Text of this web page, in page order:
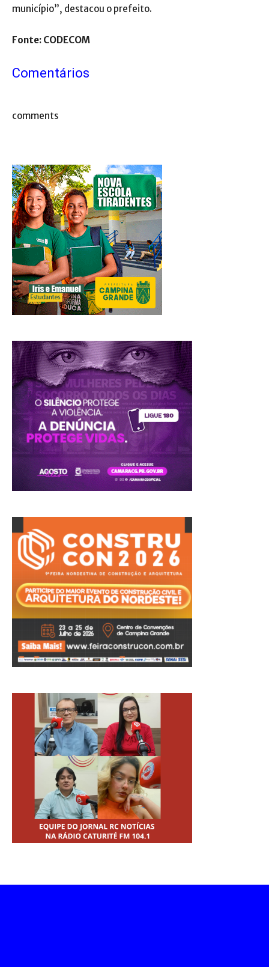
município”, destacou o prefeito.
Fonte: CODECOM
Comentários
comments